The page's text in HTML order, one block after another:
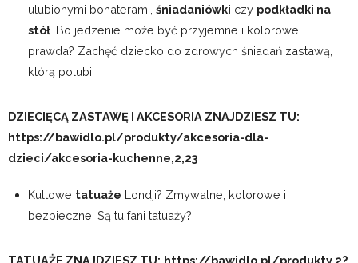
którą polubi.
DZIECIĘCĄ ZASTAWĘ I AKCESORIA ZNAJDZIESZ TU:
https://bawidlo.pl/produkty/akcesoria-dla-
KultowetatuażeLondji? Zmywalne, kolorowe i
bezpieczne. Są tu fani tatuaży?
TATUAŻE ZNAJDZIESZ TU: https://bawidlo.pl/produkty,2?
search=tatua%C5%BC+lond